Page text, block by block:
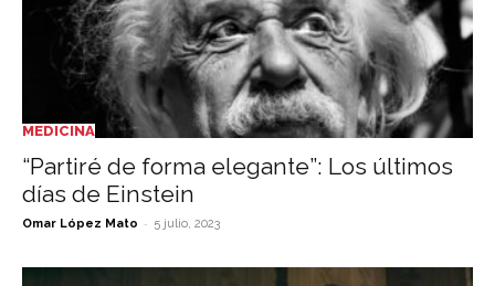
MEDICINA
“Partiré de forma elegante”: Los últimos
días de Einstein
Omar López Mato - 5 julio, 2023